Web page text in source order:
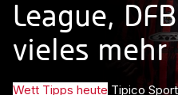
League,
vieles mehr
Wett Tipps heute Tipico